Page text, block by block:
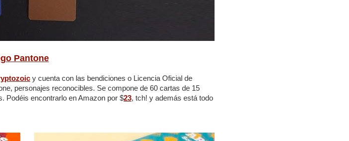
Pantone
y cuenta con las bendiciones o Licencia Oficial de
personajes reconocibles. Se compone de 60 cartas de 15
Podéis encontrarlo en Amazon por $23, tch! y además está todo